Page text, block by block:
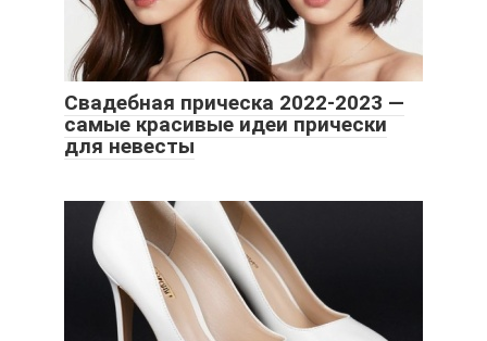
Свадебная прическа 2022-2023 —
самые красивые идеи прически
для невесты